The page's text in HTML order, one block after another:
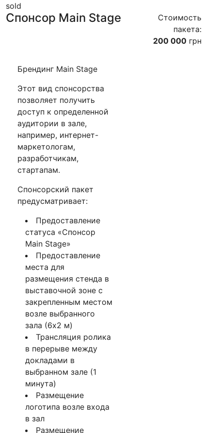
sold
Спонсор Main Stage
Стоимость
пакета:
200 000 грн
Брендинг Main Stage
Этот вид спонсорства
позволяет получить
доступ к определенной
аудитории в зале,
например, интернет-
маркетологам,
разработчикам,
стартапам.
Спонсорский пакет
предусматривает:
Предоставление
статуса «Спонсор
Main Stage»
Предоставление
места для
размещения стенда в
выставочной зоне с
закрепленным местом
возле выбранного
зала (6х2 м)
Трансляция ролика
в перерыве между
докладами в
выбранном зале (1
минута)
Размещение
логотипа возле входа
в зал
Размещение